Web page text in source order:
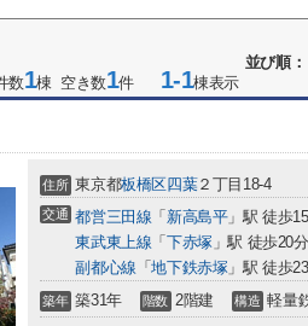
並び順：
数1棟 空き数1件 1-1棟表示
住所 東京都板橋区四葉２丁目18-4
交通 都営三田線 「 新高島平」駅 徒歩
東武東上線 「 下赤塚」駅 徒歩20分
副都心線 「地下鉄赤塚」駅 徒歩
築年 築31年 階数 2階建 構造 軽量